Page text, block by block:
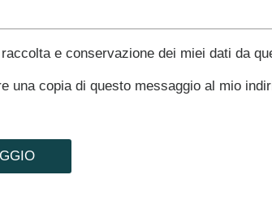
e conservazione dei miei dati da
una copia di questo messaggio al mio